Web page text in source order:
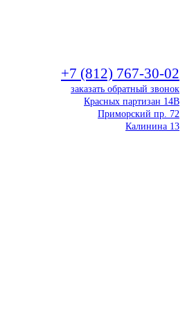
+7 (812) 767-30-02
заказать обратный звонок
Красных партизан 14В
Приморский пр. 72
Калинина 13